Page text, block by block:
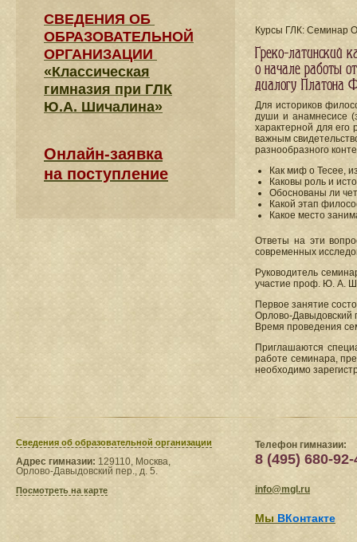
Курсы ГЛК: Семинар
Греко-латинский
о начале работы
диалогу Платона
Для историков
души и анамнесисе
характерной для его
важным
разнообразного
Как миф о Тесее,
Каковы роль и
Обоснованы ли
Какой этап
Какое место
Ответы на эти
современных
Руководитель
участие проф. Ю. А.
Первое занятие
Орлово-Давыдовский
Время проведения
Приглашаются
работе семинара,
необходимо
СВЕДЕНИЯ​ ОБ
ОБРАЗОВАТЕЛЬНОЙ
ОРГАНИЗАЦИИ
«Классическая
гимназия при ГЛК
Ю.А. Шичалина»
Онлайн-заявка
на поступление
Сведения​ об образовательной организации
Адрес гимназии: 129110, Москва,
Орлово-Давыдовский пер., д. 5.
Посмотреть на карте
Телефон гимназии:
8 (495) 680-92-
info@mgl.ru
Мы ВКонтакте